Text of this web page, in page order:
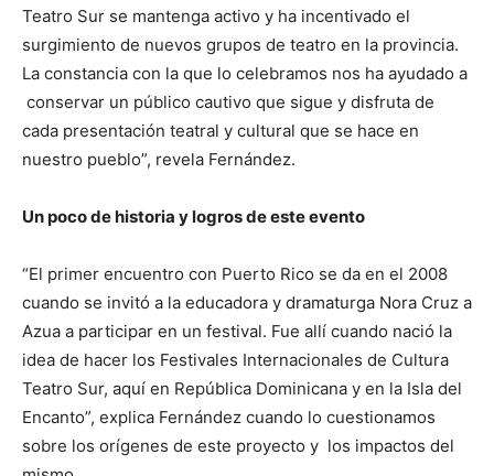
Teatro Sur se mantenga activo y ha incentivado el
surgimiento de nuevos grupos de teatro en la provincia.
La constancia con la que lo celebramos nos ha ayudado a
conservar un público cautivo que sigue y disfruta de
cada presentación teatral y cultural que se hace en
nuestro pueblo”, revela Fernández.
Un poco de historia y logros de este evento
“El primer encuentro con Puerto Rico se da en el 2008
cuando se invitó a la educadora y dramaturga Nora Cruz a
Azua a participar en un festival. Fue allí cuando nació la
idea de hacer los Festivales Internacionales de Cultura
Teatro Sur, aquí en República Dominicana y en la Isla del
Encanto”, explica Fernández cuando lo cuestionamos
sobre los orígenes de este proyecto y los impactos del